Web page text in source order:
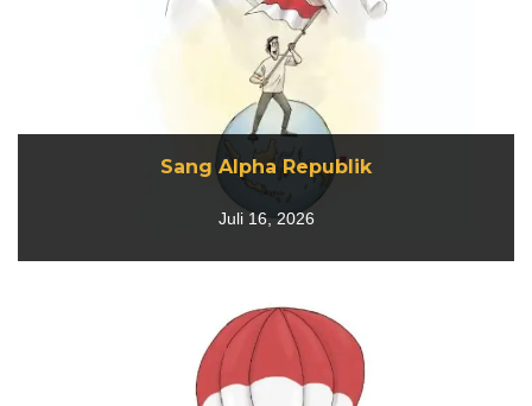
Sang Alpha Republik
Juli 16, 2026
Sang Alpha Republik
Juli 16, 2026